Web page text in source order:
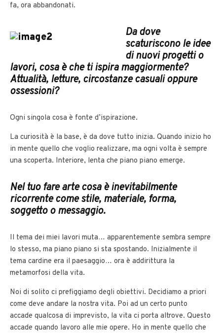
fa, ora abbandonati.
Da dove
scaturiscono le idee
di nuovi progetti o
lavori, cosa è che ti ispira maggiormente?
Attualità, letture, circostanze casuali oppure
ossessioni?
Ogni singola cosa è fonte d’ispirazione.
La curiosità è la base, è da dove tutto inizia. Quando inizio ho
in mente quello che voglio realizzare, ma ogni volta è sempre
una scoperta. Interiore, lenta che piano piano emerge.
Nel tuo fare arte cosa è inevitabilmente
ricorrente come stile, materiale, forma,
soggetto o messaggio.
Il tema dei miei lavori muta… apparentemente sembra sempre
lo stesso, ma piano piano si sta spostando. Inizialmente il
tema cardine era il paesaggio… ora è addirittura la
metamorfosi della vita.
Noi di solito ci prefiggiamo degli obiettivi. Decidiamo a priori
come deve andare la nostra vita. Poi ad un certo punto
accade qualcosa di imprevisto, la vita ci porta altrove. Questo
accade quando lavoro alle mie opere. Ho in mente quello che